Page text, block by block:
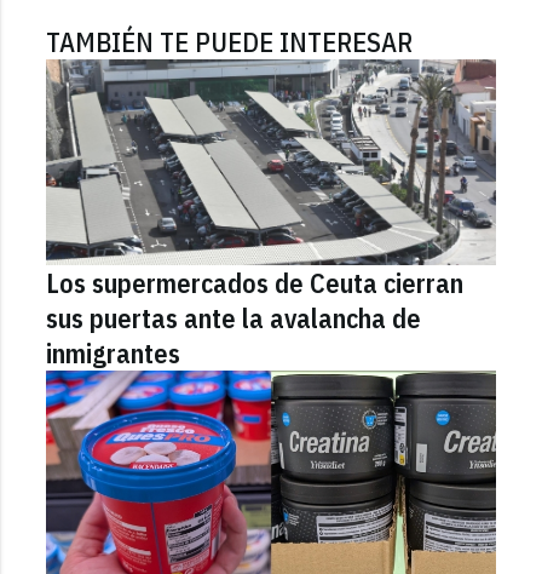
TAMBIÉN TE PUEDE INTERESAR
Los supermercados de Ceuta cierran
sus puertas ante la avalancha de
inmigrantes